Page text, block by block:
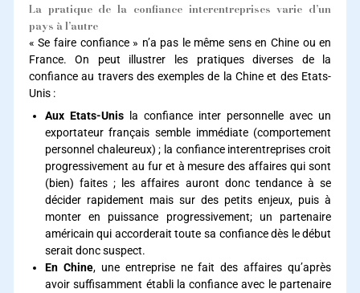
La pratique de la confiance interentreprises varie d’un
pays à l’autre
« Se faire confiance » n’a pas le même sens en Chine ou en
France. On peut illustrer les pratiques diverses de la
confiance au travers des exemples de la Chine et des Etats-
Unis :
Aux Etats-Unisla confiance inter personnelle avec un
exportateur français semble immédiate (comportement
personnel chaleureux) ; la confiance interentreprises croit
progressivement au fur et à mesure des affaires qui sont
(bien) faites ; les affaires auront donc tendance à se
décider rapidement mais sur des petits enjeux, puis à
monter en puissance progressivement; un partenaire
américain qui accorderait toute sa confiance dès le début
serait donc suspect.
En Chine, une entreprise ne fait des affaires qu’après
avoir suffisamment établi la confiance avec le partenaire